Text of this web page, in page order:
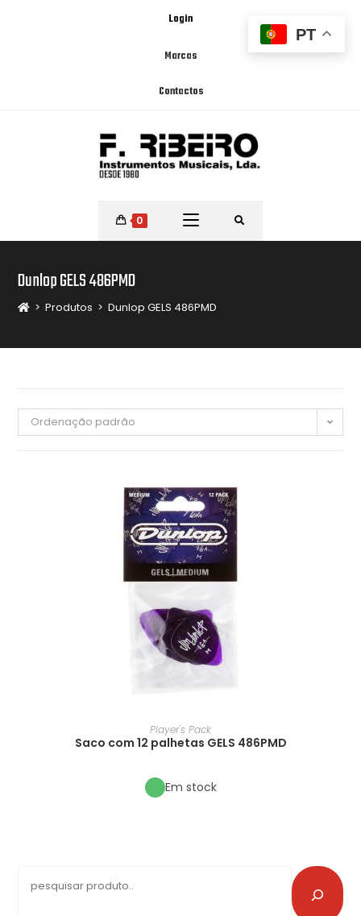
Login
Marcas
Contactos
0
Dunlop GELS 486PMD
> Produtos > Dunlop GELS 486PMD
Ordenação padrão
Player's Pack
Saco com 12 palhetas GELS 486PMD
Em stock
PT